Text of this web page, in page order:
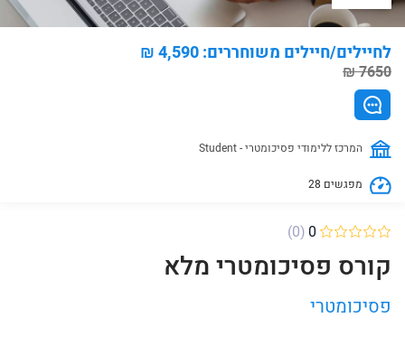
₪ לחיילים/חיילים משוחררים: 4,590
₪ 7650
Student - המרכז ללימודי פסיכומטרי
28 מפגשים
(0) 0
קורס פסיכומטרי מלא
פסיכומטרי